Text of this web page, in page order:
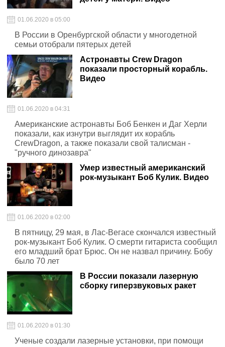
01.06.2020 в 05:00
В России в Оренбургской области у многодетной
семьи отобрали пятерых детей
Астронавты Crew Dragon
показали просторный корабль.
Видео
01.06.2020 в 04:31
Американские астронавты Боб Бенкен и Даг Херли
показали, как изнутри выглядит их корабль
CrewDragon, а также показали свой талисман -
"ручного динозавра"
Умер известный американский
рок-музыкант Боб Кулик. Видео
01.06.2020 в 02:00
В пятницу, 29 мая, в Лас-Вегасе скончался известный
рок-музыкант Боб Кулик. О смерти гитариста сообщил
его младший брат Брюс. Он не назвал причину. Бобу
было 70 лет
В России показали лазерную
сборку гиперзвуковых ракет
01.06.2020 в 01:30
Ученые создали лазерные установки, при помощи